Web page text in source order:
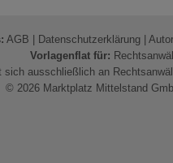
AGB Datenschutzerklärung|
Vorlagenflat für:
sich ausschließlich an
© 2026 Marktplatz Mittelstand